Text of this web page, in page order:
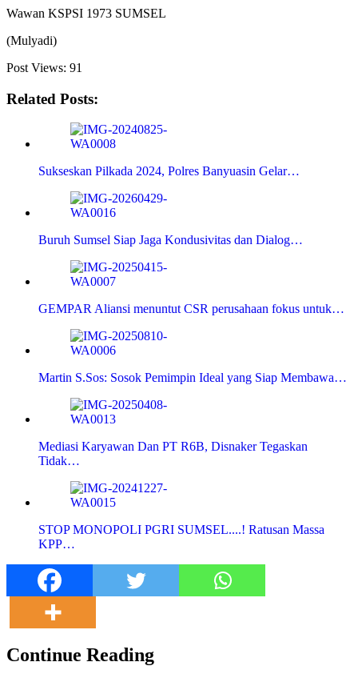
Wawan KSPSI 1973 SUMSEL
(Mulyadi)
Post Views: 91
Related Posts:
Sukseskan Pilkada 2024, Polres Banyuasin Gelar…
Buruh Sumsel Siap Jaga Kondusivitas dan Dialog…
GEMPAR Aliansi menuntut CSR perusahaan fokus untuk…
Martin S.Sos: Sosok Pemimpin Ideal yang Siap Membawa…
Mediasi Karyawan Dan PT R6B, Disnaker Tegaskan
Tidak…
STOP MONOPOLI PGRI SUMSEL....! Ratusan Massa
KPP…
Continue Reading